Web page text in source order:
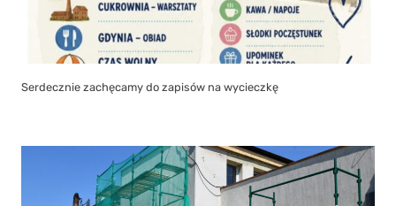
Serdecznie zachęcamy do zapisów na wycieczkę